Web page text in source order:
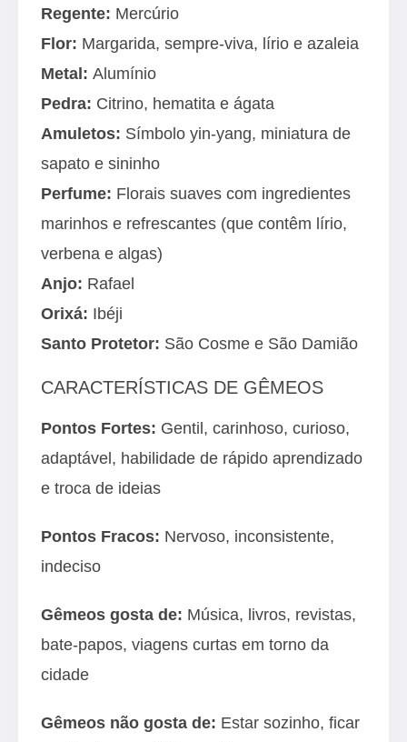
Regente: Mercúrio
Flor: Margarida, sempre-viva, lírio e azaleia
Metal: Alumínio
Pedra: Citrino, hematita e ágata
Amuletos: Símbolo yin-yang, miniatura de
sapato e sininho
Perfume: Florais suaves com ingredientes
marinhos e refrescantes (que contêm lírio,
verbena e algas)
Anjo: Rafael
Orixá: Ibéji
Santo Protetor: São Cosme e São Damião
CARACTERÍSTICAS DE GÊMEOS
Pontos Fortes: Gentil, carinhoso, curioso,
adaptável, habilidade de rápido aprendizado
e troca de ideias
Pontos Fracos: Nervoso, inconsistente,
indeciso
Gêmeos gosta de: Música, livros, revistas,
bate-papos, viagens curtas em torno da
cidade
Gêmeos não gosta de: Estar sozinho, ficar